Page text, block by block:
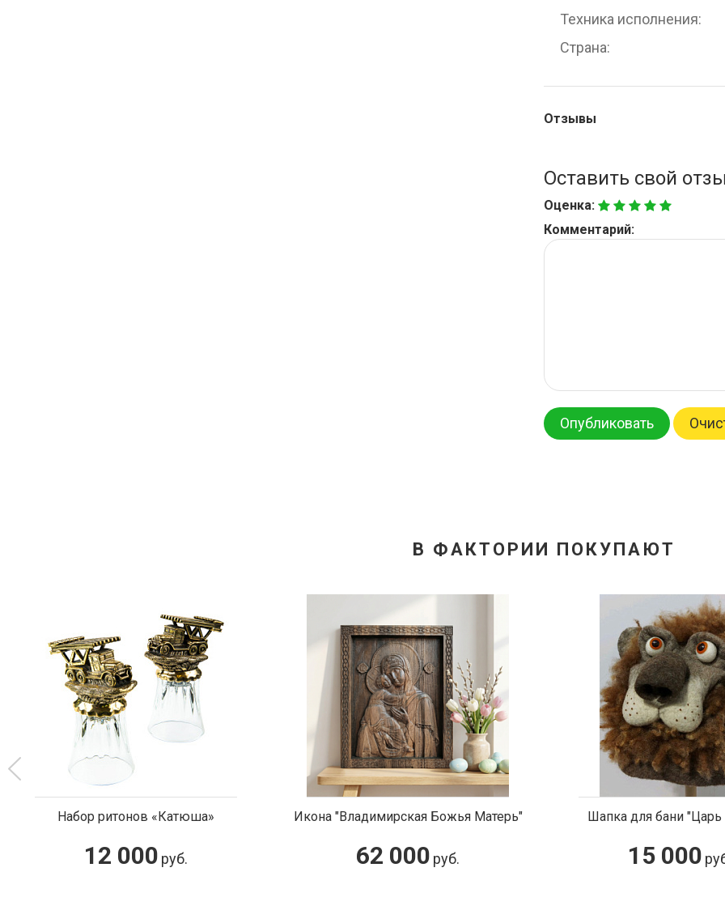
Техника исполнения
Страна
Отзывы
Оставить свой
Оценка:
Комментарий:
Опубликовать
В ФАКТОРИИ ПОКУПАЮТ
Набор ритонов «Катюша»
12 000 руб.
Икона "Владимирская Божья Матерь"
62 000 руб.
Шапка для бани "Царь
15 000